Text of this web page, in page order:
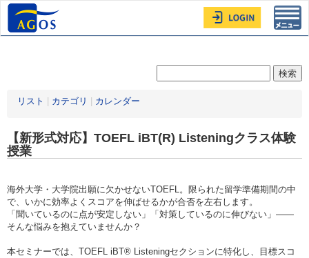
リスト カテゴリ カレンダー
【新形式対応】TOEFL iBT(R) Listeningクラス体験
授業
海外大学・大学院出願に欠かせないTOEFL。限られた留学準備期間の中
で、いかに効率よくスコアを伸ばせるかが合否を左右します。
「聞いているのに点が安定しない」「対策しているのに伸びない」——
そんな悩みを抱えていませんか？
本セミナーでは、TOEFL iBT® Listeningセクションに特化し、目標スコ